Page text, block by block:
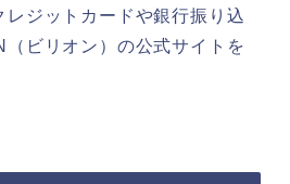
ジットカードや銀行振り込
ビリオン）の公式サイトを